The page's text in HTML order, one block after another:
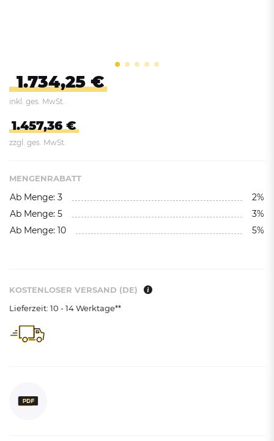
1.734,25 €
inkl. ges. MwSt.
1.457,36 €
zzgl. ges. MwSt.
MENGENRABATT
Ab Menge: 3
2%
Ab Menge: 5
3%
Ab Menge: 10
5%
KOSTENLOSER VERSAND (DE)
Lieferzeit: 10 - 14 Werktage**